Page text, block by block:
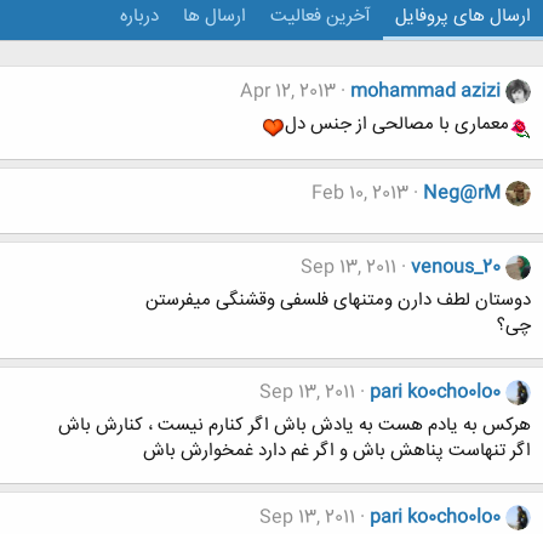
ارسال های پروفایل آخرین فعالیت ارسال ها درباره
mohammad azizi
Apr 12, 2013
معماری با مصالحی از جنس دل
Neg@rM
Feb 10, 2013
venous_20
Sep 13, 2011
دوستان لطف دارن ومتنهای فلسفی وقشنگی میفرستن
چی؟
pari ko0cho0lo0
Sep 13, 2011
هرکس به یادم هست به یادش باش اگر کنارم نیست ، کنارش باش
اگر تنهاست پناهش باش و اگر غم دارد غمخوارش باش
pari ko0cho0lo0
Sep 13, 2011